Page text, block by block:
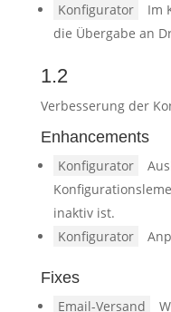
Konfigurator
Im
die Übergabe an
1.2
Verbesserung der
Enhancements
Konfigurator
inaktiv ist.
Konfigurator
Fixes
Email-Versand